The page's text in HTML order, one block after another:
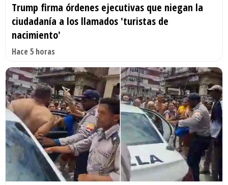
Trump firma órdenes ejecutivas que niegan la
ciudadanía a los llamados 'turistas de
nacimiento'
Hace 5 horas